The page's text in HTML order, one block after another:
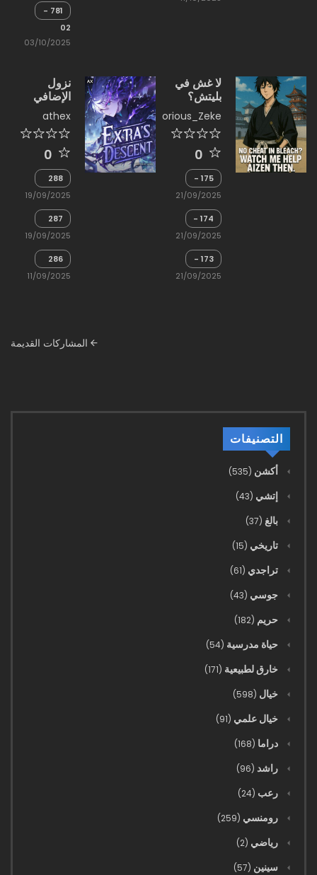
781 -
الزاوية
الأخيرة
(4)
02
03/10/2025
لا غش في
بليتش؟
شاهدني
أساعد آيزن
Notorious_Zeke
0
175 -
هيغاشي
شويتشي؟
عميل
سري
رفيع
21/09/2025
174 -
أدركت
أن هذا
المظهر
هو
حليف
21/09/2025
173 -
حسابات
جين
21/09/2025
نزول
الإضافي
athex
0
288
-
حفل
توزيع
الجوائز
(1)
19/09/2025
287
-
الغوص
في
المتاهة
(9)
19/09/2025
286
-
الغوص
11/09/2025
المشاركات القديمة
التصنيفات
أكشن (535)
إتشي (43)
بالغ (37)
تاريخي (15)
تراجدي (61)
جوسي (43)
حريم (182)
حياة مدرسية (54)
خارق لطبيعية (171)
خيال (598)
خيال علمي (91)
دراما (168)
راشد (96)
رعب (24)
رومنسي (259)
رياضي (2)
سينين (57)